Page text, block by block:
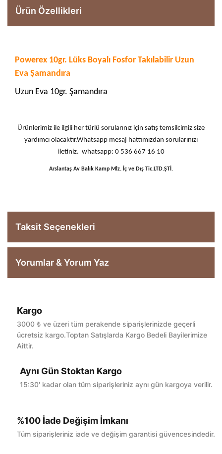
Ürün Özellikleri
Powerex 10gr. Lüks Boyalı Fosfor Takılabilir Uzun
Eva Şamandıra
Uzun Eva 10gr. Şamandıra
Ürünlerimiz ile ilgili her türlü sorularınız için satış temsilcimiz size
yardımcı olacaktır.Whatsapp mesaj hattımızdan sorularınızı
iletiniz. whatsapp: 0 536 667 16 10
Arslantaş Av Balık Kamp Mlz. İç ve Dış Tic.LTD.ŞTİ.
Taksit Seçenekleri
Yorumlar & Yorum Yaz
Bu ürüne ilk yorumu siz yapın!
Kargo
3000 ₺ ve üzeri tüm perakende siparişlerinizde geçerli
ücretsiz kargo.Toptan Satışlarda Kargo Bedeli Bayilerimize
Aittir.
Aynı Gün Stoktan Kargo
15:30' kadar olan tüm siparişleriniz aynı gün kargoya verilir.
%100 İade Değişim İmkanı
Tüm siparişleriniz iade ve değişim garantisi güvencesindedir.